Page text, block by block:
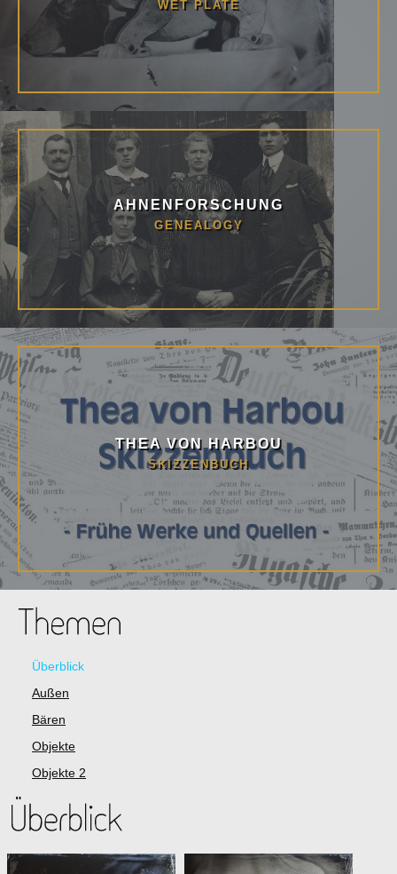
WET PLATE
AHNENFORSCHUNG
GENEALOGY
THEA VON HARBOU
SKIZZENBUCH
Überblick
Außen
Bären
Objekte
Objekte 2